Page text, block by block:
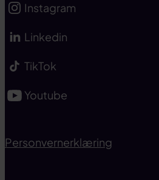
Instagram
Linkedin
TikTok
Youtube
Personvernerklæring